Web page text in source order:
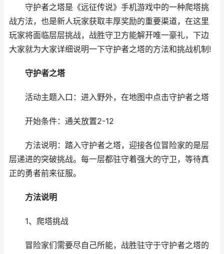
守护者之塔是《远征传说》手机游戏中的一种爬塔挑
战方法，也是新人玩家获取丰厚奖励的重要渠道，在这里
玩家将面临层层挑战，战胜守卫方能解开唯一豪礼，下边
大家就为大家详细说明一下守护者之塔的方法和挑战机制!
守护者之塔
活动主题入口：进入野外，在地图中点击守护者之塔
开始条件：通关放置2-12
方法说明：踏入守护者之塔，迎接各位冒险家的是层
层递进的突破挑战。每一层都驻守着强大的守卫，等待真
正的勇者前来征服。
方法说明
1、爬塔挑战
冒险家们需要尽自己所能，战胜驻守于守护者之塔的